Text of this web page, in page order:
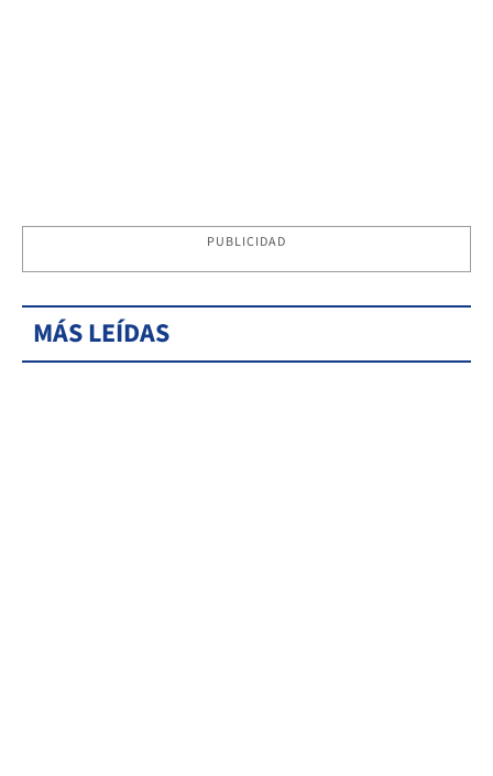
PUBLICIDAD
MÁS LEÍDAS